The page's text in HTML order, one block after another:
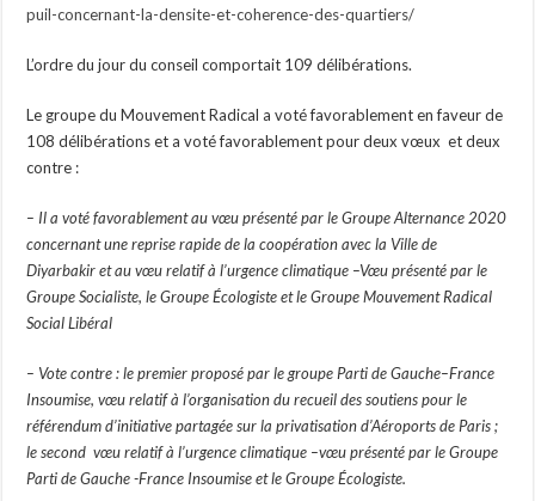
puil-concernant-la-densite-et-coherence-des-quartiers/
L’ordre du jour du conseil comportait 109 délibérations.
Le groupe du Mouvement Radical a voté favorablement en faveur de
108 délibérations et a voté favorablement pour deux vœux et deux
contre :
– Il a voté favorablement au vœu présenté par le Groupe Alternance 2020
concernant une reprise rapide de la coopération avec la Ville de
Diyarbakir et au vœu relatif à l’urgence climatique –Vœu présenté par le
Groupe Socialiste, le Groupe Écologiste et le Groupe Mouvement Radical
Social Libéral
– Vote contre : le premier proposé par le groupe Parti de Gauche–France
Insoumise, vœu relatif à l’organisation du recueil des soutiens pour le
référendum d’initiative partagée sur la privatisation d’Aéroports de Paris ;
le second vœu relatif à l’urgence climatique –vœu présenté par le Groupe
Parti de Gauche -France Insoumise et le Groupe Écologiste.